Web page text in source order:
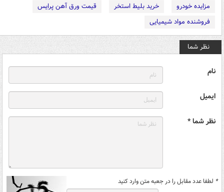
مزایده خودرو
خرید بلیط استخر
قیمت ورق آهن پرایس
فروشنده مواد شیمیایی
نظر شما
نام
ایمیل
نظر شما *
* لطفا عدد مقابل را در جعبه متن وارد کنید